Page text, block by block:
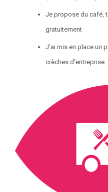
Je propose du café,
gratuitement
J’ai mis en place un
crèches d’entreprise